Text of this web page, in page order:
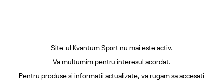
Site-ul Kvantum Sport nu mai este activ.
Va multumim pentru interesul acordat.
Pentru produse si informatii actualizate, va rugam sa accesati